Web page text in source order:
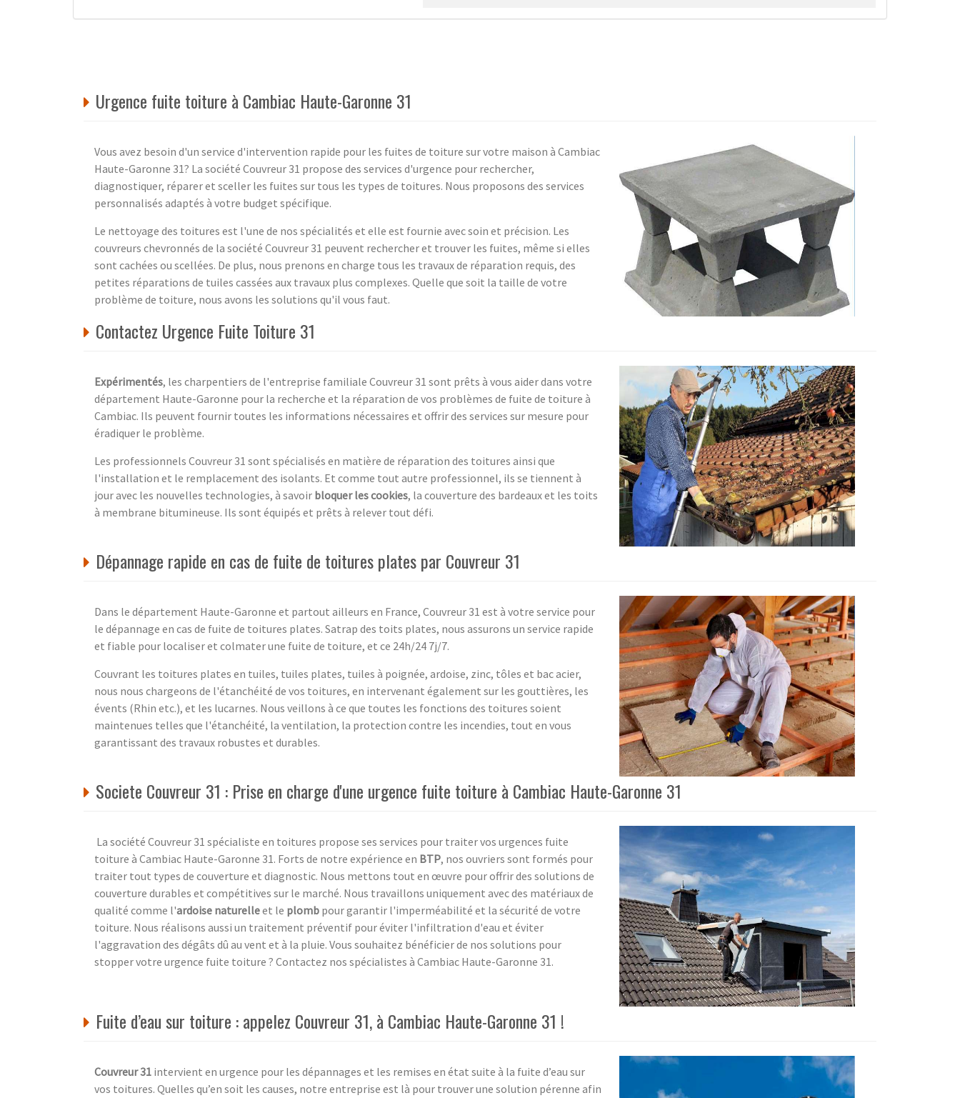
Urgence fuite toiture à Cambiac Haute-Garonne 31
Vous avez besoin d'un service d'intervention rapide pour les fuites de toiture sur votre maison à Cambiac
Haute-Garonne 31? La société Couvreur 31 propose des services d'urgence pour rechercher,
diagnostiquer, réparer et sceller les fuites sur tous les types de toitures. Nous proposons des services
personnalisés adaptés à votre budget spécifique.
Le nettoyage des toitures est l'une de nos spécialités et elle est fournie avec soin et précision. Les
couvreurs chevronnés de la société Couvreur 31 peuvent rechercher et trouver les fuites, même si elles
sont cachées ou scellées. De plus, nous prenons en charge tous les travaux de réparation requis, des
petites réparations de tuiles cassées aux travaux plus complexes. Quelle que soit la taille de votre
problème de toiture, nous avons les solutions qu'il vous faut.
Contactez Urgence Fuite Toiture 31
Expérimentés, les charpentiers de l'entreprise familiale Couvreur 31 sont prêts à vous aider dans votre
département Haute-Garonne pour la recherche et la réparation de vos problèmes de fuite de toiture à
Cambiac. Ils peuvent fournir toutes les informations nécessaires et offrir des services sur mesure pour
éradiquer le problème.
Les professionnels Couvreur 31 sont spécialisés en matière de réparation des toitures ainsi que
l'installation et le remplacement des isolants. Et comme tout autre professionnel, ils se tiennent à
jour avec les nouvelles technologies, à savoir bloquer les cookies, la couverture des bardeaux et les toits
à membrane bitumineuse. Ils sont équipés et prêts à relever tout défi.
Dépannage rapide en cas de fuite de toitures plates par Couvreur 31
Dans le département Haute-Garonne et partout ailleurs en France, Couvreur 31 est à votre service pour
le dépannage en cas de fuite de toitures plates. Satrap des toits plates, nous assurons un service rapide
et fiable pour localiser et colmater une fuite de toiture, et ce 24h/24 7j/7.
Couvrant les toitures plates en tuiles, tuiles plates, tuiles à poignée, ardoise, zinc, tôles et bac acier,
nous nous chargeons de l'étanchéité de vos toitures, en intervenant également sur les gouttières, les
évents (Rhin etc.), et les lucarnes. Nous veillons à ce que toutes les fonctions des toitures soient
maintenues telles que l'étanchéité, la ventilation, la protection contre les incendies, tout en vous
garantissant des travaux robustes et durables.
Societe Couvreur 31 : Prise en charge d'une urgence fuite toiture à Cambiac Haute-Garonne 31
La société Couvreur 31 spécialiste en toitures propose ses services pour traiter vos urgences fuite
toiture à Cambiac Haute-Garonne 31. Forts de notre expérience en BTP, nos ouvriers sont formés pour
traiter tout types de couverture et diagnostic. Nous mettons tout en œuvre pour offrir des solutions de
couverture durables et compétitives sur le marché. Nous travaillons uniquement avec des matériaux de
qualité comme l'ardoise naturelleet le plomb pour garantir l'imperméabilité et la sécurité de votre
toiture. Nous réalisons aussi un traitement préventif pour éviter l'infiltration d'eau et éviter
l'aggravation des dégâts dû au vent et à la pluie. Vous souhaitez bénéficier de nos solutions pour
stopper votre urgence fuite toiture ? Contactez nos spécialistes à Cambiac Haute-Garonne 31.
Fuite d’eau sur toiture : appelez Couvreur 31, à Cambiac Haute-Garonne 31 !
Couvreur 31 intervient en urgence pour les dépannages et les remises en état suite à la fuite d’eau sur
vos toitures. Quelles qu’en soit les causes, notre entreprise est là pour trouver une solution pérenne afin